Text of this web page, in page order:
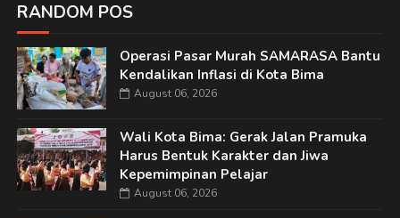
RANDOM POS
Operasi Pasar Murah SAMARASA Bantu
Kendalikan Inflasi di Kota Bima
August 06, 2026
Wali Kota Bima: Gerak Jalan Pramuka
Harus Bentuk Karakter dan Jiwa
Kepemimpinan Pelajar
August 06, 2026